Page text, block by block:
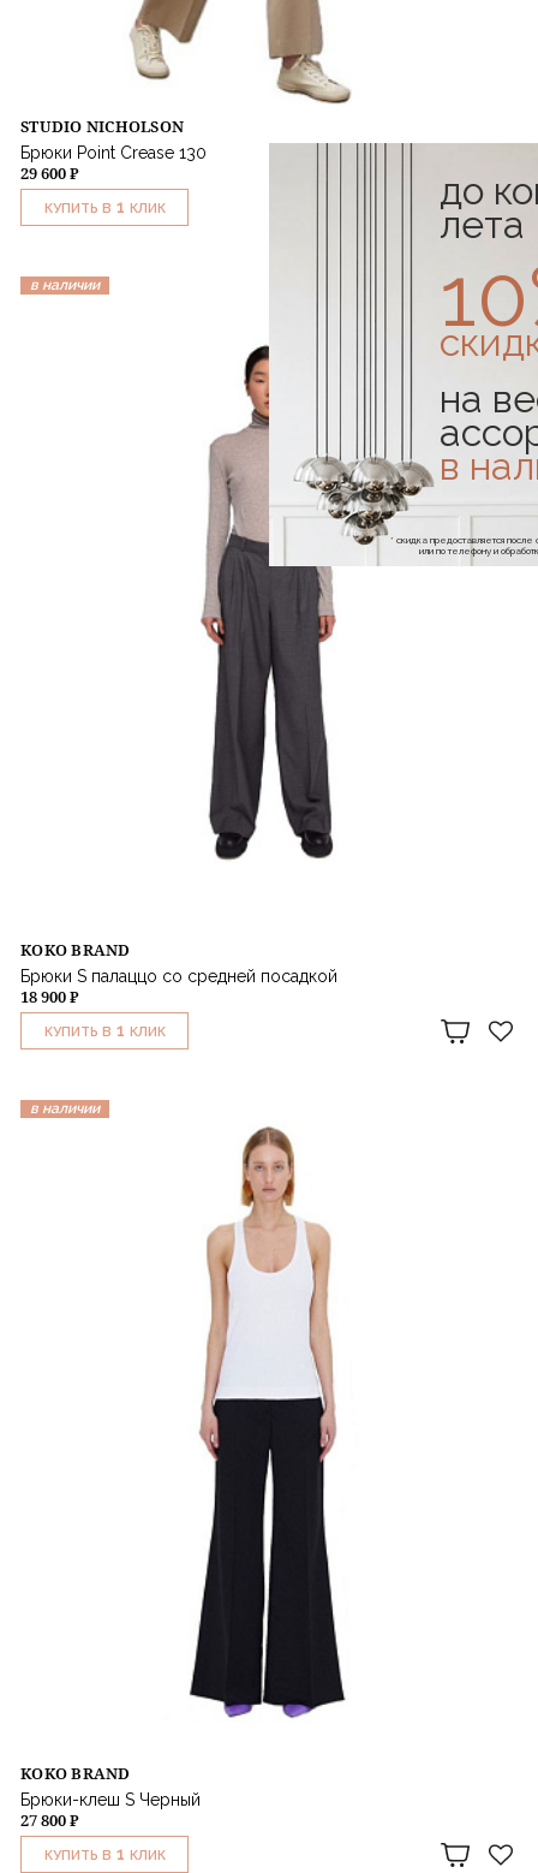
STUDIO NICHOLSON
Брюки Point Crease 130
29 600 ₽
КУПИТЬ В 1 КЛИК
в наличии
KOKO BRAND
Брюки S палаццо со средней посадкой
18 900 ₽
КУПИТЬ В 1 КЛИК
в наличии
KOKO BRAND
Брюки-клеш S Черный
27 800 ₽
КУПИТЬ В 1 КЛИК
до
лета
на
в
* скидка предоставляется
или по телефону и